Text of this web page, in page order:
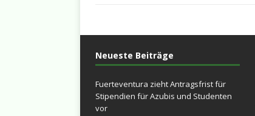
Neueste Beiträge
Fuerteventura zieht Antragsfrist für
Stipendien für Azubis und Studenten
vor